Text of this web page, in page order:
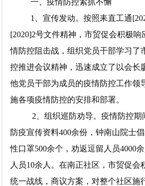
一、疫情防控紧抓不懈
1、宣传发动。 按照耒直工通
[2020]2号文件精神，市贸促会积极响
情防控阻击战，组织党员干部学习了
控推进会议精神，迅速成立了以会长
他党员干部为成员的疫情防控工作领
施各项疫情防控的安排和部署。
2、组织巡防劝导。 疫情防控期
防疫宣传资料400余份，钟南山院士
性口罩500余个，劝返逗留人员4000
人员10余人。在南正社区，市贸促会
统一战线，商议方案，对整个社区施